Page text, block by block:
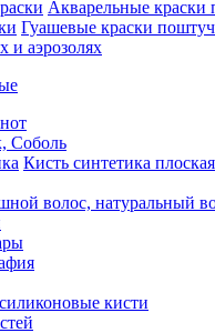
Акварельные краски
Гуашевые краски
и аэрозолях
Соболь
Кисть синтетика плоская
волос, натуральный
кисти